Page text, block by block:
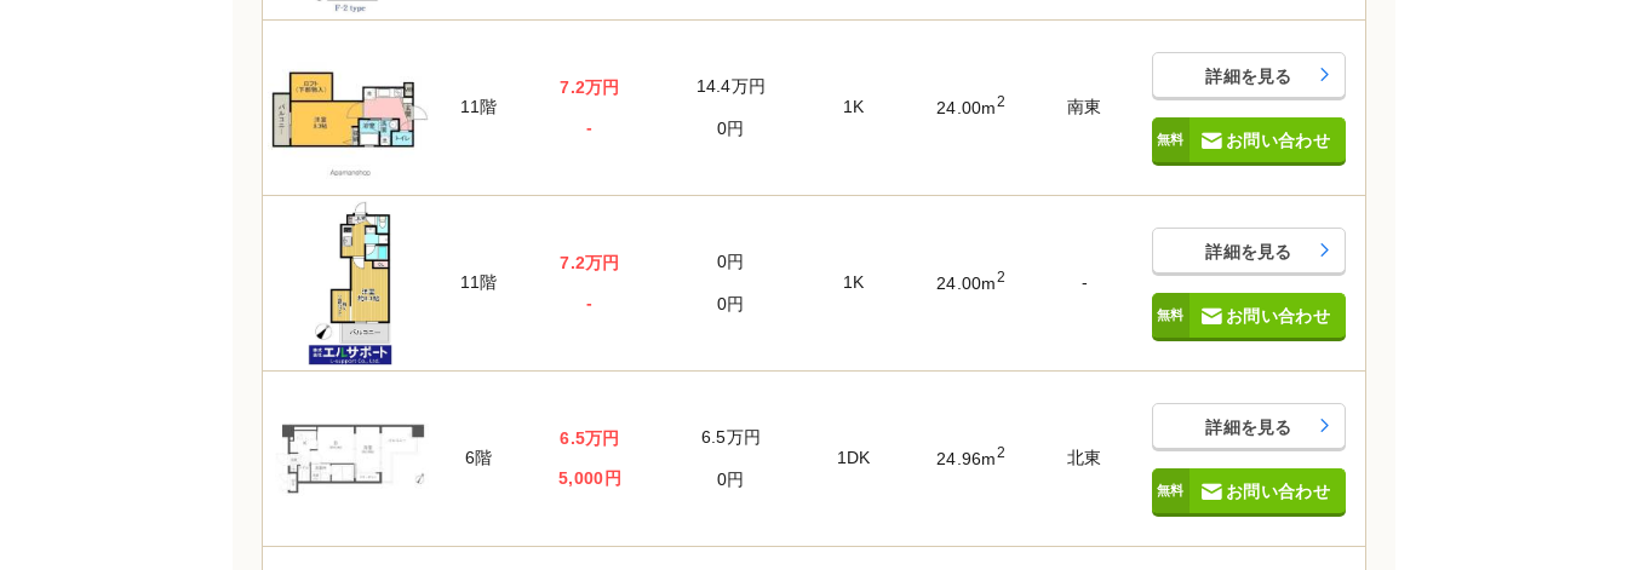
11階
7.2万円
-
14.4万円
0円
1K 24.00m2 南東
詳細を見る
お問い合わせ
11階
7.2万円
-
0円
0円
1K 24.00m2 -
詳細を見る
お問い合わせ
6階
6.5万円
5,000円
6.5万円
0円
1DK 24.96m2 北東
詳細を見る
お問い合わせ